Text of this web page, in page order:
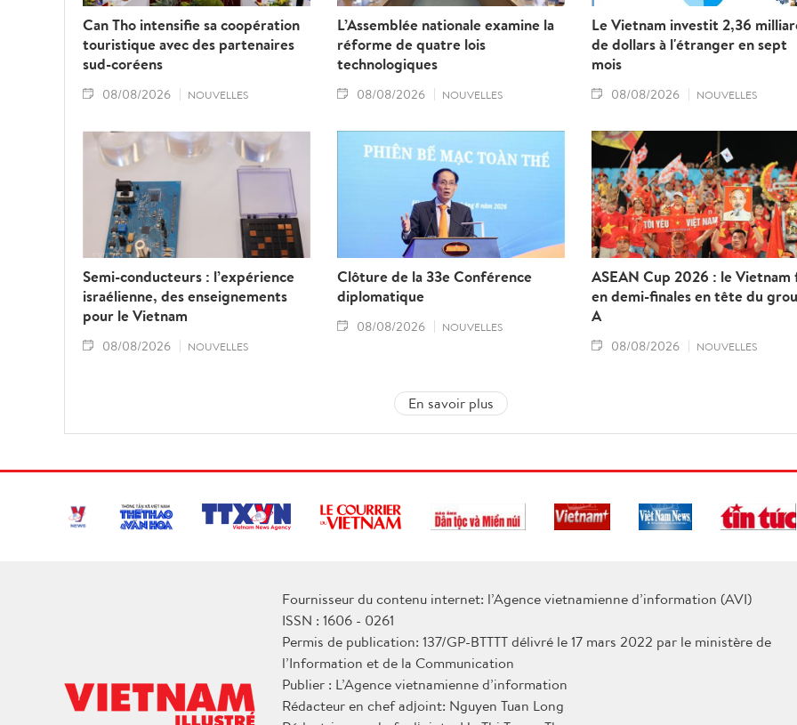
Can Tho intensifie sa coopération
touristique avec des partenaires
sud-coréens
08/08/2026 NOUVELLES
L’Assemblée nationale examine la
réforme de quatre lois
technologiques
08/08/2026 NOUVELLES
Le Vietnam investit 2,36
de dollars à l'étranger en sept
mois
08/08/2026 NOUVELLES
Semi-conducteurs : l’expérience
israélienne, des enseignements
pour le Vietnam
08/08/2026 NOUVELLES
Clôture de la 33e Conférence
diplomatique
08/08/2026 NOUVELLES
ASEAN Cup 2026 : le Vietnam
en demi-finales en tête du
A
08/08/2026 NOUVELLES
En savoir plus
Fournisseur du contenu internet: l’Agence vietnamienne d’information (AVI)
ISSN : 1606 - 0261
Permis de publication: 137/GP-BTTTT délivré le 17 mars 2022 par le ministère de
l’Information et de la Communication
Publier : L’Agence vietnamienne d’information
Rédacteur en chef adjoint: Nguyen Tuan Long